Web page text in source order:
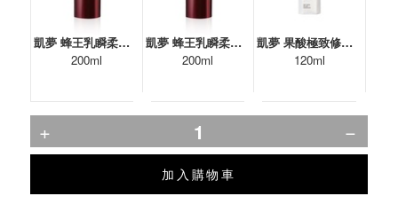
凱夢 蜂王乳瞬柔閃耀護髮膜
200ml
凱夢 蜂王乳瞬柔閃耀護髮膜
200ml
凱夢 果酸極致修護精華(經典)
120ml
加入購物車